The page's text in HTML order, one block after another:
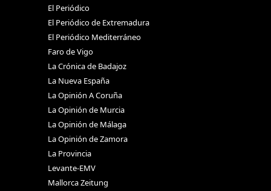
El Periódico
El Periódico de Extremadura
El Periódico Mediterráneo
Faro de Vigo
La Crónica de Badajoz
La Nueva España
La Opinión A Coruña
La Opinión de Murcia
La Opinión de Málaga
La Opinión de Zamora
La Provincia
Levante-EMV
Mallorca Zeitung